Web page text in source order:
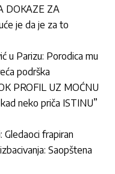
DOKAZE ZA
je da je za to
u Parizu: Porodica mu
podrška
PROFIL UZ MOĆNU
neko priča ISTINU”
Gledaoci frapiran
Saopštena